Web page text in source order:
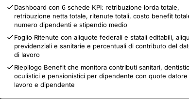
Dashboard con 6 schede KPI: retribuzione lorda totale,
retribuzione netta totale, ritenute totali, costo benefit
numero dipendenti e stipendio medio
Foglio Ritenute con aliquote federali e statali editabili,
previdenziali e sanitarie e percentuali di contributo del
di lavoro
Riepilogo Benefit che monitora contributi sanitari,
oculistici e pensionistici per dipendente con quote datore
lavoro e dipendente